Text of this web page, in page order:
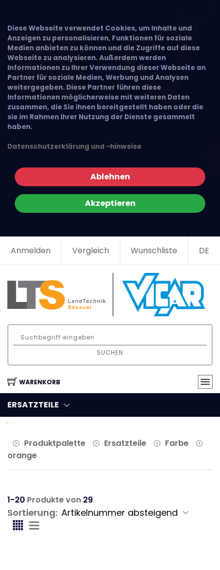
Diese Webseite verwendet Cookies, um Inhalte und
Anzeigen zu personalisieren, Funktionen für soziale
Medien anbieten zu können und die Zugriffe auf diese
Webseite zu analysieren. Außerdem werden
Informationen zu Ihrer Verwendung dieser Webseite an
Partner für soziale Medien, Werbung und Analysen
weitergegeben. Diese Partner führen diese
Informationen möglicherweise mit weiteren Daten
zusammen, die Sie ihnen bereitgestellt haben oder die
sie im Rahmen Ihrer Nutzung der Dienste gesammelt
haben.
Datenschutzerklärung und -hinweise
Ablehnen
Akzeptieren
Anmelden Vergleich Wunschliste DE
SUCHEN
WARENKORB
ERSATZTEILE
Produktpalette
Ersatzteile
Farbe
orange
1-20 Produkte von 29
Sortierung: